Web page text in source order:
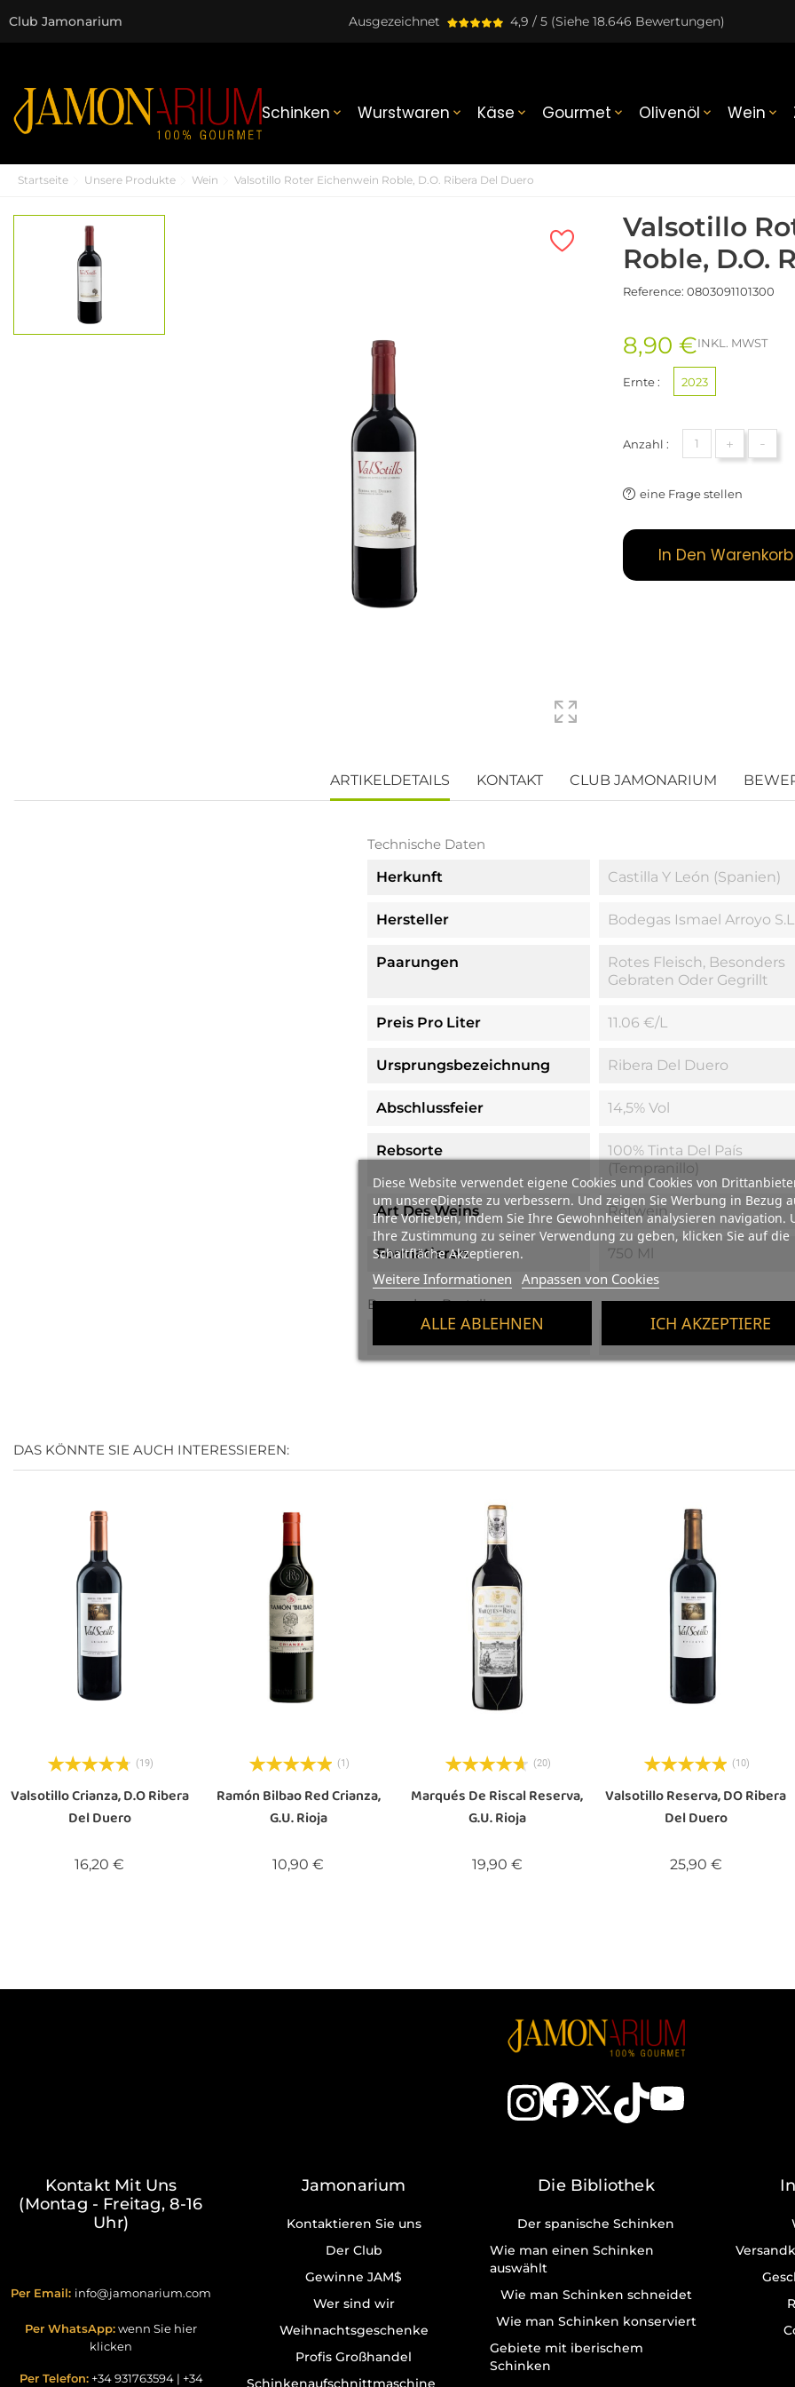
Diese Website verwendet eigene Cookies und Cookies von
um unsereDienste zu verbessern. Und zeigen Sie Werbung in Bezug
Ihre Vorlieben, indem Sie Ihre Gewohnheiten analysieren navigation.
Ihre Zustimmung zu seiner Verwendung zu geben, klicken Sie auf die
Schaltfläche Akzeptieren.
Weitere Informationen Anpassen von Cookies
ALLE ABLEHNEN ICH AKZEPTIERE
Club Jamonarium Ausgezeichnet 4,9 / 5 (Siehe 18.646 Bewertungen)
Schinken  Wurstwaren  Käse  Gourmet  Olivenöl  Wein 
Startseite Unsere Produkte Wein Valsotillo Roter Eichenwein Roble, D.O. Ribera Del Duero
Valsotillo
Roble, D.O.
Reference: 0803091101300
8,90 €INKL. MWST
Ernte : 2023
Anzahl : + -
eine Frage stellen
In Den Warenkorb
ARTIKELDETAILS KONTAKT CLUB JAMONARIUM
Technische Daten
Herkunft
Castilla Y León (Spanien)
Hersteller Bodegas Ismael Arroyo
Paarungen
Rotes Fleisch, Besonders
Gebraten Oder Gegrillt
Preis Pro Liter 11.06 €/l
Ursprungsbezeichnung Ribera Del Duero
Abschlussfeier 14,5% Vol
Rebsorte
100% Tinta Del País
(Tempranillo)
Art Des Weins Rotwein
Formatieren 750 Ml
Besondere Bestellnummern
DAS KÖNNTE SIE AUCH INTERESSIEREN:
(19)
Valsotillo Crianza, D.O Ribera
Del Duero
16,20 €
(1)
Ramón Bilbao Red Crianza,
G.U. Rioja
10,90 €
(20)
Marqués De Riscal Reserva,
G.U. Rioja
19,90 €Preis
(10)
Valsotillo Reserva, DO Ribera
Del Duero
25,90 €Preis
Kontakt Mit Uns
(Montag - Freitag, 8-16
Uhr)
Per Email: info@jamonarium.com
Per WhatsApp:wenn Sie hier
klicken
Per Telefon: +34 931763594| +34
Jamonarium
Kontaktieren Sie uns
Der Club
Gewinne JAM$
Wer sind wir
Weihnachtsgeschenke
Profis Großhandel
Schinkenaufschnittmaschine
Die Bibliothek
Der spanische Schinken
Wie man einen Schinken
auswählt
Wie man Schinken schneidet
Wie man Schinken konserviert
Gebiete mit iberischem
Schinken